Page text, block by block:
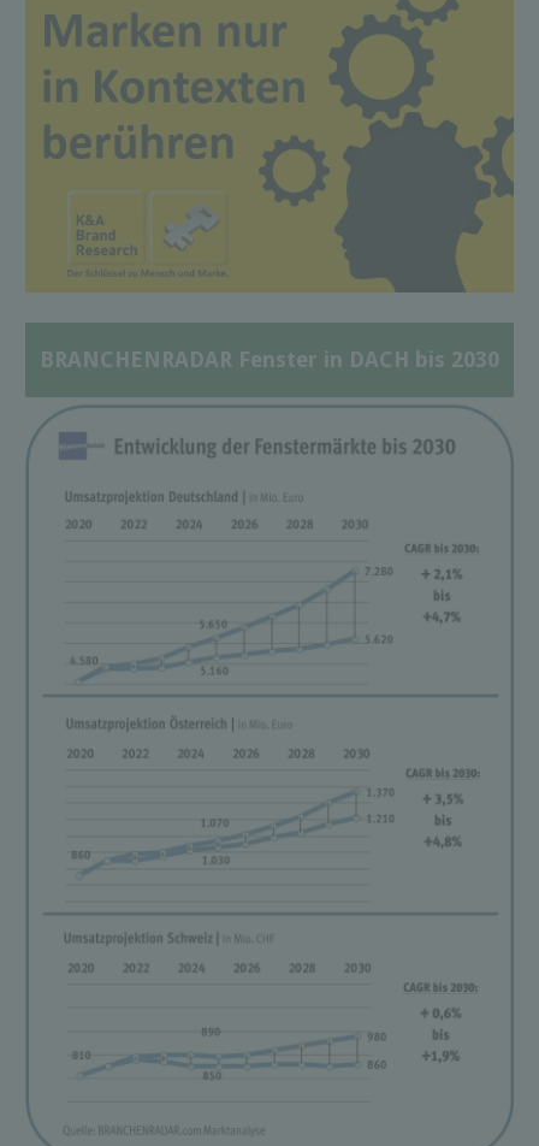
BRANCHENRADAR Fenster in DACH bis 2030